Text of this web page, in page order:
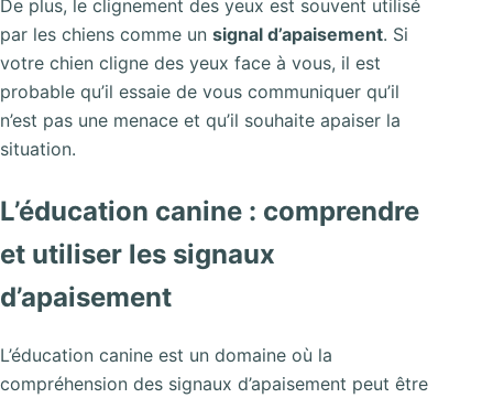
De plus, le clignement des yeux est souvent utilisé
par les chiens comme un signal d’apaisement. Si
votre chien cligne des yeux face à vous, il est
probable qu’il essaie de vous communiquer qu’il
n’est pas une menace et qu’il souhaite apaiser la
situation.
L’éducation canine : comprendre
et utiliser les signaux
d’apaisement
L’éducation canine est un domaine où la
compréhension des signaux d’apaisement peut être